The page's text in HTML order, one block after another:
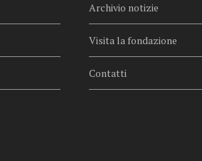
Archivio notizie
Visita la fondazione
Contatti